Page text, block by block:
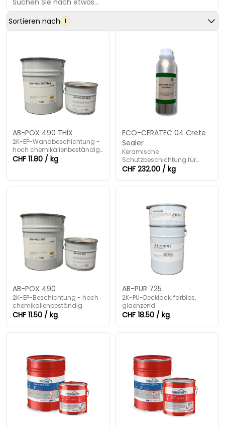
Sortieren nach 1
AB-POX 490 THIX
2K-EP-Wandbeschichtung -
hoch chemikalienbeständig,
thixotropiert.
CHF 11.80 / kg
ECO-CERATEC 04 Crete
Sealer
Keramische
Schutzbeschichtung für
langlebige und
widerstandsfähige
CHF 232.00 / kg
AB-POX 490
2K-EP-Beschichtung - hoch
chemikalienbeständig.
CHF 11.50 / kg
AB-PUR 725
2K-PU-Decklack, farblos,
glaenzend.
CHF 18.50 / kg